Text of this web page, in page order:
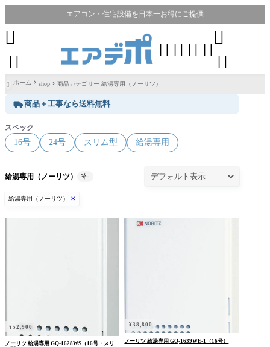
エアコン・住宅設備を日本一お得にご提供
   




 ホーム shop 商品カテゴリー 給湯専用（ノーリツ）
商品＋工事なら送料無料
スペック
16号 24号 スリム型 給湯専用
給湯専用（ノーリツ） 3件
給湯専用（ノーリツ） ✕
¥52,900
ノーリツ 給湯専用 GQ-1628WS（16号・スリ
¥38,800
ノーリツ 給湯専用 GQ-1639WE-1（16号）